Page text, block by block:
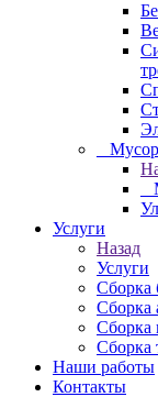
_
Услуги
Назад
Услуги
Сборка
Сборка
Сборка
Сборка
Наши работы
Контакты